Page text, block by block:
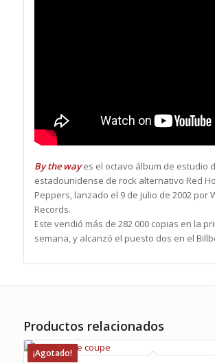
By the way es el octavo álbum de estudio
estadounidense de rock alternativo Red
Peppers, lanzado el 9 de julio de 2002 por
Records.
Este vendió más de 282 000 copias en la
semana, y alcanzó el puesto dos en el
Productos relacionados
¡Agotado!